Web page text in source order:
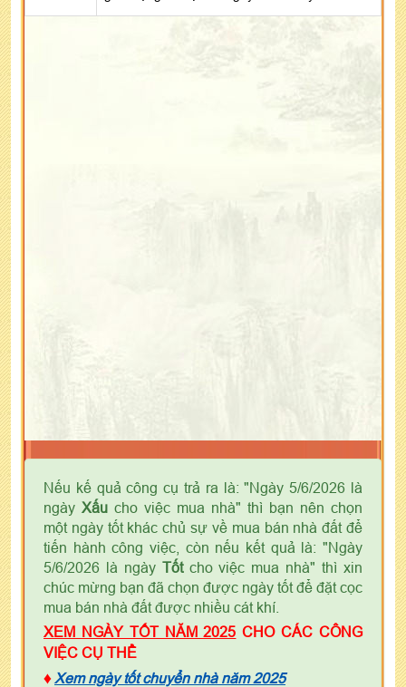
Nếu kế quả công cụ trả ra là: "Ngày 5/6/2026 là
ngày Xấu cho việc mua nhà" thì bạn nên chọn
một ngày tốt khác chủ sự về mua bán nhà đất để
tiến hành công việc, còn nếu kết quả là: "Ngày
5/6/2026 là ngày Tốtcho việc mua nhà" thì xin
chúc mừng bạn đã chọn được ngày tốt để đặt cọc
mua bán nhà đất được nhiều cát khí.
XEM NGÀY TỐT NĂM 2025 CHO CÁC CÔNG
VIỆC CỤ THỂ
♦ Xem ngày tốt chuyển nhà năm 2025